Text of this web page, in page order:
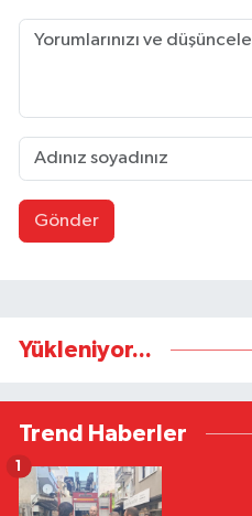
Gönder
Yükleniyor...
Trend Haberler
1